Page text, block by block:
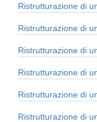
Ristrutturazione di
Ristrutturazione di
Ristrutturazione di
Ristrutturazione di
Ristrutturazione di
Ristrutturazione di